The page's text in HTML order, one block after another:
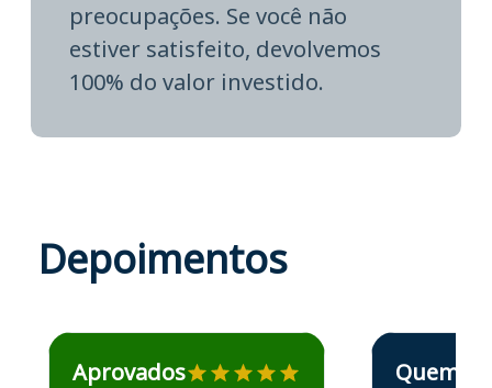
preocupações. Se você não
estiver satisfeito, devolvemos
100% do valor investido.
Depoimentos
Estudante José recomenda o Aprova Concursos em
Aprovados
Estudante Elais
Quem